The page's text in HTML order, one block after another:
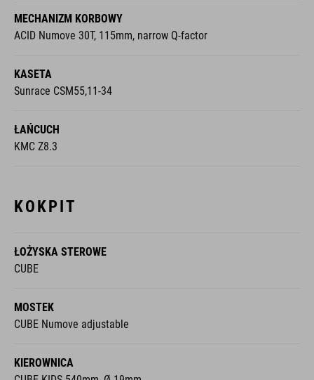
MECHANIZM KORBOWY
ACID Numove 30T, 115mm, narrow Q-factor
KASETA
Sunrace CSM55,11-34
ŁAŃCUCH
KMC Z8.3
KOKPIT
ŁOŻYSKA STEROWE
CUBE
MOSTEK
CUBE Numove adjustable
KIEROWNICA